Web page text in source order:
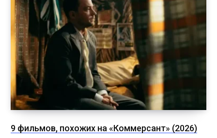
9 фильмов, похожих на «Коммерсант» (2026)